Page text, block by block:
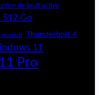
de bruit active
512 Go
produit Thunderbolt 4
11
Pro